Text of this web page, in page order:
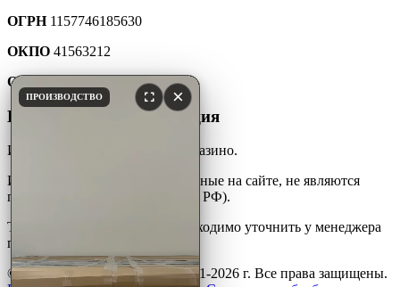
ОГРН1157746185630
ОКПО 41563212
ОКТМО
45907000000
Юридическая информация
Интернет-каталог мебели для казино.
Информация и цены, размещенные на сайте, не являются
публичной офертой (ст. 427 ГК РФ).
Точную стоимость товара необходимо уточнить у менеджера
по телефону.
© ООО «ПКФ»АйДжиСи» 2001-2026 г. Все права защищены.
ПРОИЗВОДСТВО ×